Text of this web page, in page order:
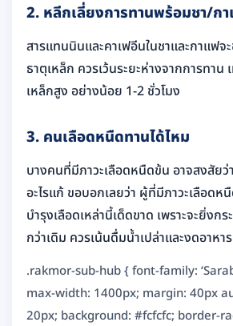
2. หลีกเลี่ยงการทานพร้อมชา/ก
สารแทนนินและคาเฟอีนในชาและกาแฟจ
ธาตุเหล็ก ควรเว้นระยะห่างจากการทาน
เหล็กสูง อย่างน้อย 1-2 ชั่วโมง
3. คนเลือดหนืดทานได้ไหม
บางคนที่มีภาวะเลือดหนืดข้น อาจสงสัย
อะไรแก้ ขอบอกเลยว่า ผู้ที่มีภาวะเลือดห
บำรุงเลือดเหล่านี้เด็ดขาด เพราะจะยิ่งก
กว่าเดิม ควรเน้นดื่มน้ำเปล่าและงดอาห
.rakmor-sub-hub { font-family:
max-width: 1400px; margin: 40px
20px; background: #fcfcfc; border-